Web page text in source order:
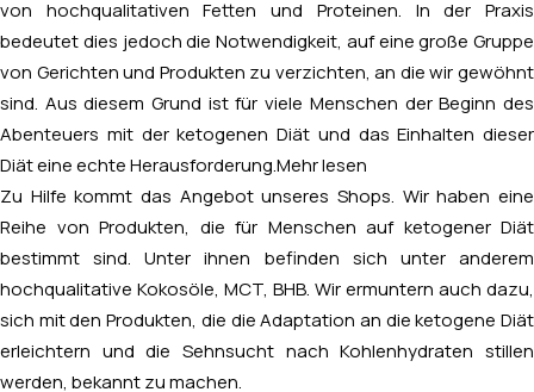
von hochqualitativen Fetten und Proteinen. In der Praxis
bedeutet dies jedoch die Notwendigkeit, auf eine große Gruppe
von Gerichten und Produkten zu verzichten, an die wir gewöhnt
sind. Aus diesem Grund ist für viele Menschen der Beginn des
Abenteuers mit der ketogenen Diät und das Einhalten dieser
Diät eine echte Herausforderung. Mehr lesen
Zu Hilfe kommt das Angebot unseres Shops. Wir haben eine
Reihe von Produkten, die für Menschen auf ketogener Diät
bestimmt sind. Unter ihnen befinden sich unter anderem
hochqualitative Kokosöle, MCT, BHB. Wir ermuntern auch dazu,
sich mit den Produkten, die die Adaptation an die ketogene Diät
erleichtern und die Sehnsucht nach Kohlenhydraten stillen
werden, bekannt zu machen.